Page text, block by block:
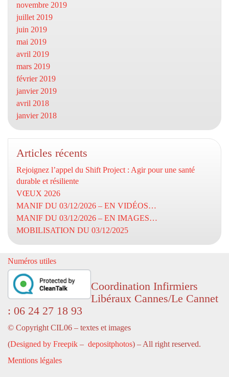
novembre 2019
juillet 2019
juin 2019
mai 2019
avril 2019
mars 2019
février 2019
janvier 2019
avril 2018
janvier 2018
Articles récents
Rejoignez l’appel du Shift Project : Agir pour une santé
durable et résiliente
VŒUX 2026
MANIF DU 03/12/2026 – EN VIDÉOS…
MANIF DU 03/12/2026 – EN IMAGES…
MOBILISATION DU 03/12/2025
Numéros utiles
Coordination Infirmiers
Libéraux Cannes/Le Cannet
: 06 24 27 18 93
© Copyright CIL06 – textes et images
(Designed by Freepik – depositphotos) – All right reserved.
Mentions légales